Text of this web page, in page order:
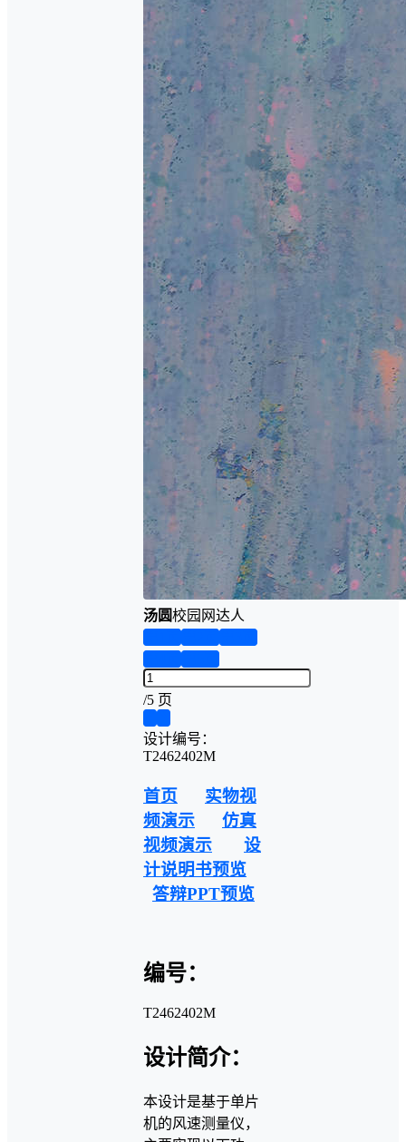
汤圆校园网达人
/5 页
设计编号：
T2462402M
首页
实物视
频演示
仿真
视频演示
设
计说明书预览
答辩PPT预览
编号：
T2462402M
设计简介：
本设计是基于单片
机的风速测量仪，